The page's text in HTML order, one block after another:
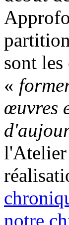
sont
«
œuvres
l'Atelier
notre